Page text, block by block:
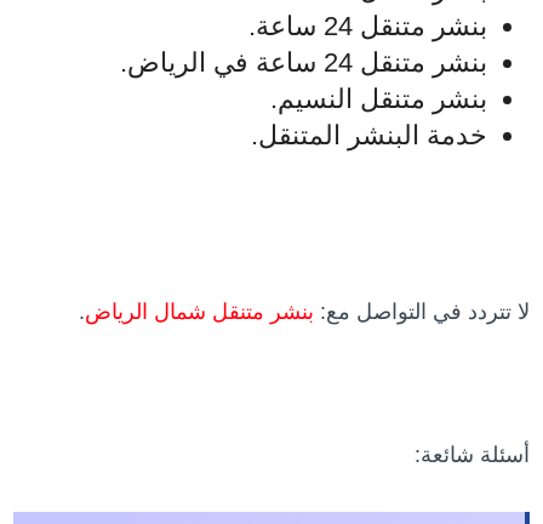
بنشر متنقل 24 ساعة.
بنشر متنقل 24 ساعة في الرياض.
بنشر متنقل النسيم.
خدمة البنشر المتنقل.
لا تتردد في التواصل مع: بنشر متنقل شمال الرياض.
أسئلة شائعة: